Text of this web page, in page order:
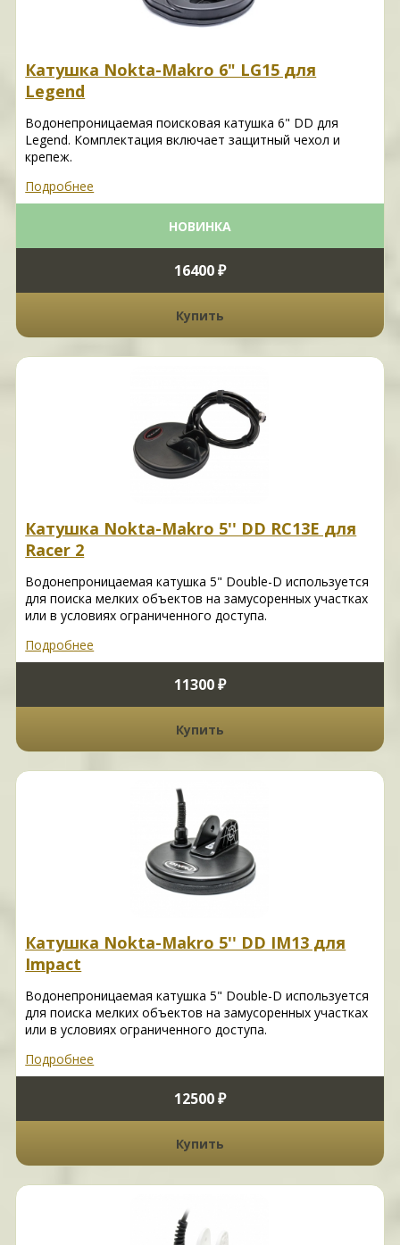
Катушка Nokta-Makro 6" LG15 для
Legend
Водонепроницаемая поисковая катушка 6" DD для
Legend. Комплектация включает защитный чехол и
крепеж.
Подробнее
НОВИНКА
16400 ₽
Купить
Катушка Nokta-Makro 5'' DD RC13E для
Racer 2
Водонепроницаемая катушка 5" Double-D используется
для поиска мелких объектов на замусоренных участках
или в условиях ограниченного доступа.
Подробнее
11300 ₽
Купить
Катушка Nokta-Makro 5'' DD IM13 для
Impact
Водонепроницаемая катушка 5" Double-D используется
для поиска мелких объектов на замусоренных участках
или в условиях ограниченного доступа.
Подробнее
12500 ₽
Купить